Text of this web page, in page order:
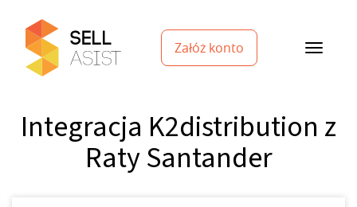
Załóż konto
Integracja K2distribution z
Raty Santander